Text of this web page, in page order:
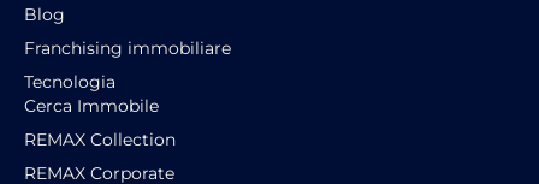
Blog
Franchising immobiliare
Tecnologia
Cerca Immobile
REMAX Collection
REMAX Corporate